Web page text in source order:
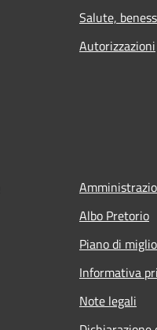
Salute,
Autorizzazioni
Albo Pretorio
Piano di
Informativa
Note legali